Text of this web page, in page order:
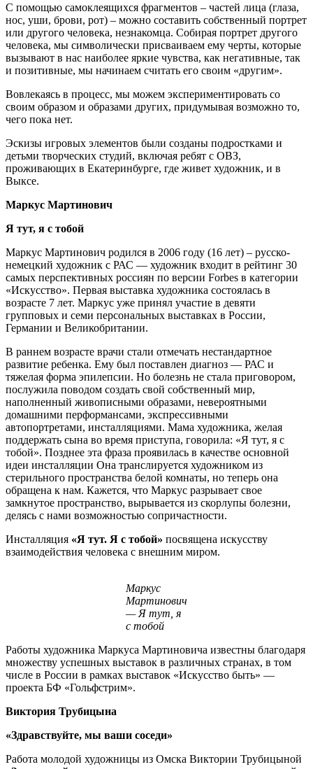
С помощью самоклеящихся фрагментов – частей лица (глаза,
нос, уши, брови, рот) – можно составить собственный портрет
или другого человека, незнакомца. Собирая портрет другого
человека, мы символически присваиваем ему черты, которые
вызывают в нас наиболее яркие чувства, как негативные, так
и позитивные, мы начинаем считать его своим «другим».
Вовлекаясь в процесс, мы можем экспериментировать со
своим образом и образами других, придумывая возможно то,
чего пока нет.
Эскизы игровых элементов были созданы подростками и
детьми творческих студий, включая ребят с ОВЗ,
проживающих в Екатеринбурге, где живет художник, и в
Выксе.
Маркус Мартинович
Я тут, я с тобой
Маркус Мартинович родился в 2006 году (16 лет) – русско-
немецкий художник с РАС — художник входит в рейтинг 30
самых перспективных россиян по версии Forbes в категории
«Искусство». Первая выставка художника состоялась в
возрасте 7 лет. Маркус уже принял участие в девяти
групповых и семи персональных выставках в России,
Германии и Великобритании.
В раннем возрасте врачи стали отмечать нестандартное
развитие ребенка. Ему был поставлен диагноз — РАС и
тяжелая форма эпилепсии. Но болезнь не стала приговором,
послужила поводом создать свой собственный мир,
наполненный живописными образами, невероятными
домашними перформансами, экспрессивными
автопортретами, инсталляциями. Мама художника, желая
поддержать сына во время приступа, говорила: «Я тут, я с
тобой». Позднее эта фраза проявилась в качестве основной
идеи инсталляции Она транслируется художником из
стерильного пространства белой комнаты, но теперь она
обращена к нам. Кажется, что Маркус разрывает свое
замкнутое пространство, вырывается из скорлупы болезни,
делясь с нами возможностью сопричастности.
Инсталляция «Я тут. Я с тобой» посвящена искусству
взаимодействия человека с внешним миром.
Маркус
Мартинович
— Я тут, я
с тобой
Работы художника Маркуса Мартиновича известны благодаря
множеству успешных выставок в различных странах, в том
числе в России в рамках выставок «Искусство быть» —
проекта БФ «Гольфстрим».
Виктория Трубицына
«Здравствуйте, мы ваши соседи»
Работа молодой художницы из Омска Виктории Трубицыной